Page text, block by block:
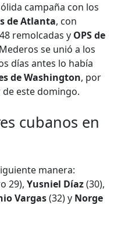
campaña con los
de Atlanta, con
remolcadas y OPS de
se unió a los
días antes lo había
de Washington, por
este domingo.
cubanos en
manera:
29), Yusniel Díaz(30),
Vargas(32) y Norge